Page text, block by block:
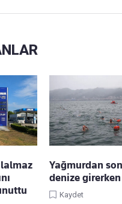
Yağmurdan
denize
Kaydet